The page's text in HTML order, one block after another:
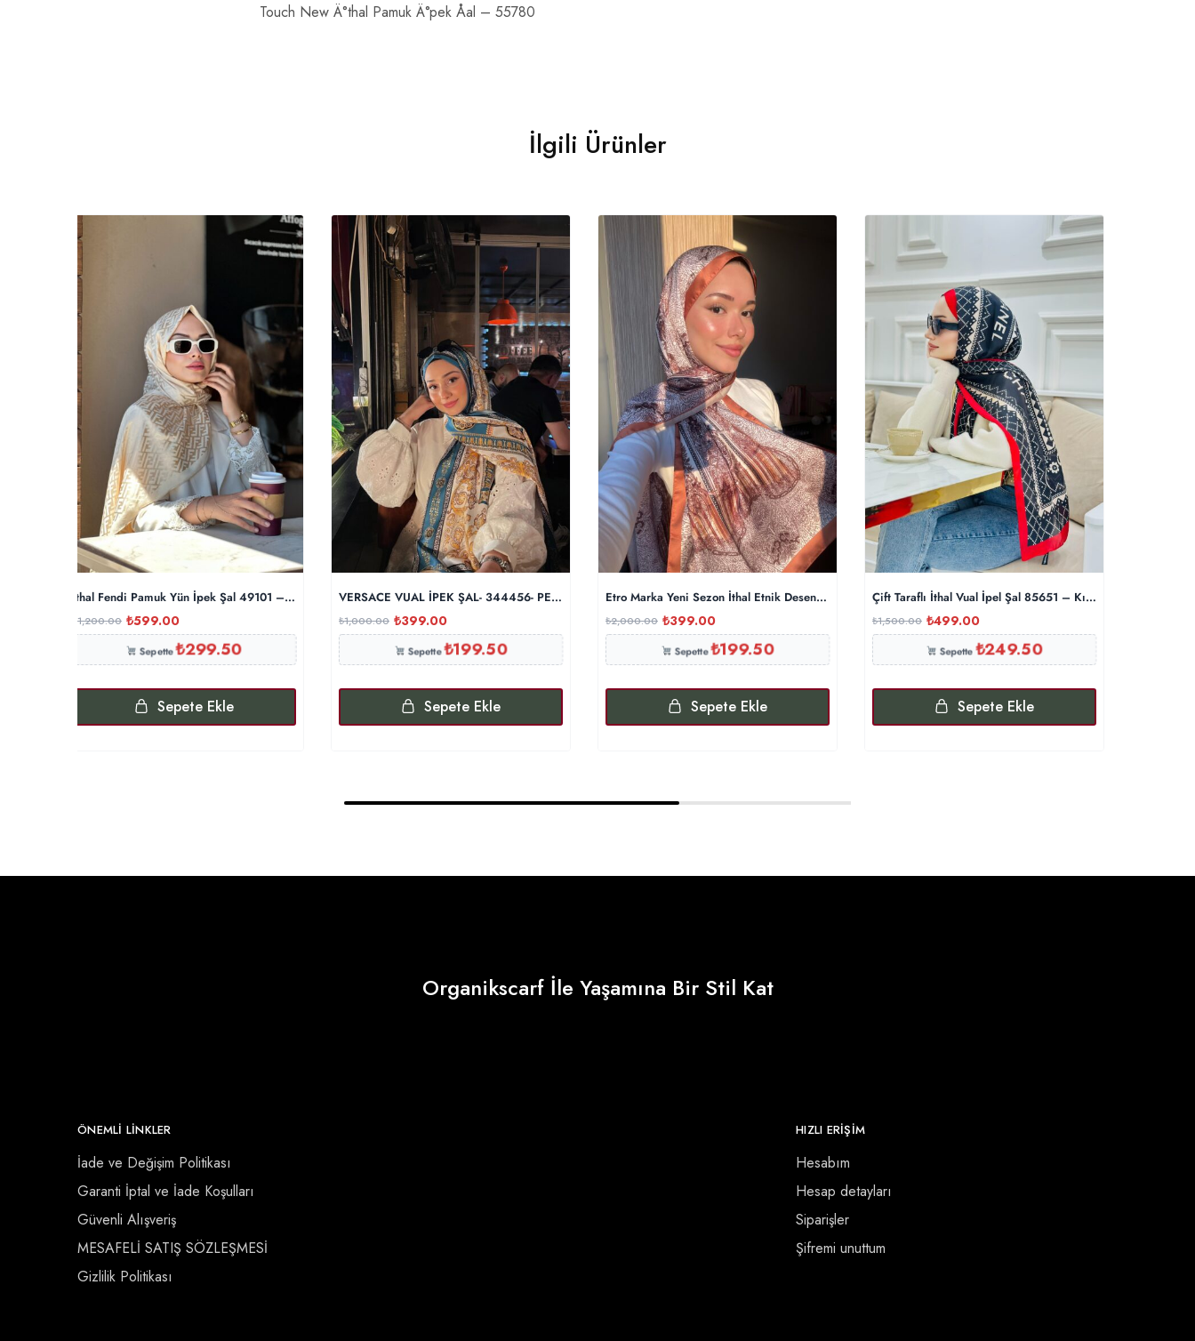
Touch New Ä°thal Pamuk Ä°pek Åal – 55780
İlgili Ürünler
İthal Fendi Pamuk Yün İpek Şal 49101 – Bej
1,200.00 ₺599.00
Sepette₺299.50
Sepete Ekle
VERSACE VUAL İPEK ŞAL- 344456- PETROL
₺1,000.00 ₺399.00
Sepette₺199.50
Sepete Ekle
Etro Marka Yeni Sezon İthal Etnik Desen Vual İpek Şal – Lime Krem
₺2,000.00 ₺399.00
Sepette₺199.50
Sepete Ekle
Çift Taraflı İthal Vual İpel Şal 85651 – Kırmızı-Bordo
₺1,500.00 ₺499.00
Sepette₺249.50
Sepete Ekle
Organikscarf İle Yaşamına Bir Stil Kat
ÖNEMLI LINKLER
İade ve Değişim Politikası
Garanti İptal ve İade Koşulları
Güvenli Alışveriş
MESAFELİ SATIŞ SÖZLEŞMESİ
Gizlilik Politikası
HIZLI ERİŞİM
Hesabım
Hesap detayları
Siparişler
Şifremi unuttum